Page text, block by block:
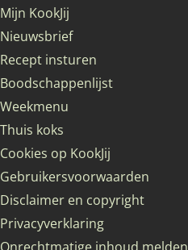
Mijn KookJij
Nieuwsbrief
Recept insturen
Boodschappenlijst
Weekmenu
Thuis koks
Cookies op KookJij
Gebruikersvoorwaarden
Disclaimer en copyright
Privacyverklaring